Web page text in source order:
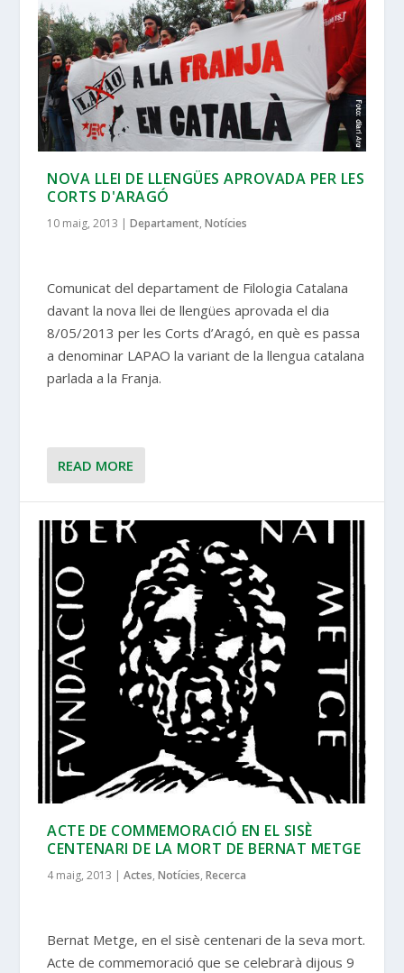
NOVA LLEI DE LLENGÜES APROVADA PER LES
CORTS D'ARAGÓ
10 maig, 2013 |Departament,Notícies
Comunicat del departament de Filologia Catalana
davant la nova llei de llengües aprovada el dia
8/05/2013 per les Corts d’Aragó, en què es passa
a denominar LAPAO la variant de la llengua catalana
parlada a la Franja.
READ MORE
ACTE DE COMMEMORACIÓ EN EL SISÈ
CENTENARI DE LA MORT DE BERNAT METGE
4 maig, 2013 |Actes,Notícies,Recerca
Bernat Metge, en el sisè centenari de la seva mort.
Acte de commemoració que se celebrarà dijous 9